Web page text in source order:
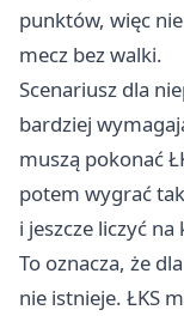
punktów, więc
mecz bez walki.
Scenariusz dla
bardziej
muszą pokonać
potem wygrać
i jeszcze liczyć
To oznacza, że
nie istnieje. ŁKS